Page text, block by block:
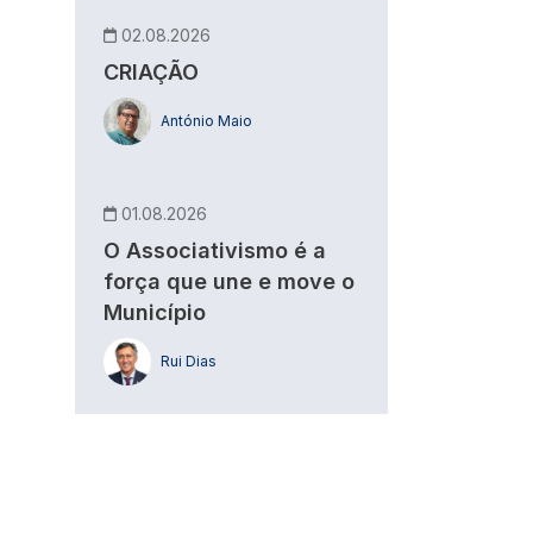
02.08.2026
CRIAÇÃO
António Maio
01.08.2026
O Associativismo é a
força que une e move o
Município
Rui Dias